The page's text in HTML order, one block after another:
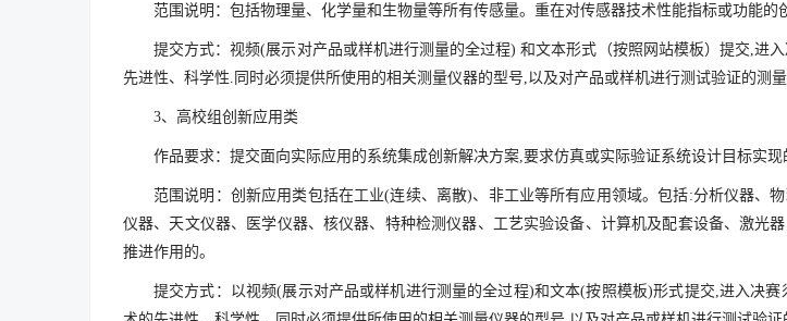
范围说明：包括物理量、化学量和生物量等所有传感量。重在对传感器技术性能指标或功能的
提交方式：视频(展示对产品或样机进行测量的全过程) 和文本形式（按照网站模板）提交,进
先进性、科学性.同时必须提供所使用的相关测量仪器的型号,以及对产品或样机进行测试验证的测
3、高校组创新应用类
作品要求：提交面向实际应用的系统集成创新解决方案,要求仿真或实际验证系统设计目标实现
范围说明：创新应用类包括在工业(连续、离散)、非工业等所有应用领域。包括:分析仪器、
仪器、天文仪器、医学仪器、核仪器、特种检测仪器、工艺实验设备、计算机及配套设备、激光
推进作用的。
提交方式：以视频(展示对产品或样机进行测量的全过程)和文本(按照模板)形式提交,进入决